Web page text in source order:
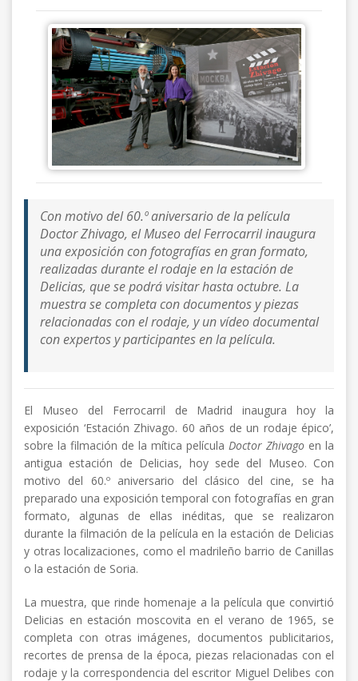
Con motivo del 60.º aniversario de la película
Doctor Zhivago, el Museo del Ferrocarril inaugura
una exposición con fotografías en gran formato,
realizadas durante el rodaje en la estación de
Delicias, que se podrá visitar hasta octubre. La
muestra se completa con documentos y piezas
relacionadas con el rodaje, y un vídeo documental
con expertos y participantes en la película.
El Museo del Ferrocarril de Madrid inaugura hoy la
exposición ‘Estación Zhivago. 60 años de un rodaje épico’,
sobre la filmación de la mítica película Doctor Zhivago en la
antigua estación de Delicias, hoy sede del Museo. Con
motivo del 60.º aniversario del clásico del cine, se ha
preparado una exposición temporal con fotografías en gran
formato, algunas de ellas inéditas, que se realizaron
durante la filmación de la película en la estación de Delicias
y otras localizaciones, como el madrileño barrio de Canillas
o la estación de Soria.
La muestra, que rinde homenaje a la película que convirtió
Delicias en estación moscovita en el verano de 1965, se
completa con otras imágenes, documentos publicitarios,
recortes de prensa de la época, piezas relacionadas con el
rodaje y la correspondencia del escritor Miguel Delibes con